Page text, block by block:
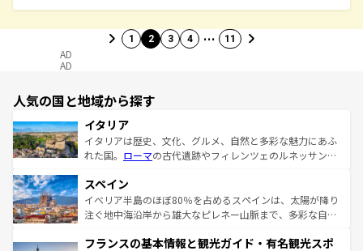
1 2 3 4 … 11
AD
AD
人気の国と地域から探す
イタリア
イタリアは歴史、文化、グルメ、自然と多彩な魅力にあふ
れた国。 ローマの古代遺跡やフィレンツェのルネッサンス
ろん、トスカーナの美しい田園風景やアマルフィ海岸の絶
景など、自然景観も見逃せない。観光の合間には、本場の
ピザやパスタなど、絶品のイタリア料理を堪能することも
ませてくれるイタリアで、忘れられない旅をしてみよう！
スペイン
イベリア半島のほぼ80％を占めるスペインは、太陽が降り
注ぐ地中海沿岸から雄大なピレネー山脈まで、多彩な自然
文化が根付くこの国では、情熱的なフラメンコ、熱気あふ
フランスの基本情報と観光ガイド・有名観光スポ